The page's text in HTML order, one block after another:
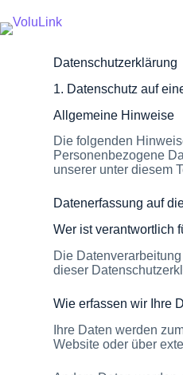
Datenschutz­erklärung
1. Datenschutz auf
Allgemeine Hinweise
Die folgenden
Personenbezogene
unserer unter diesem
Datenerfassung auf
Wer ist verantwortlich
Die
dieser
Wie erfassen wir Ihre
Ihre Daten werden
Website oder über